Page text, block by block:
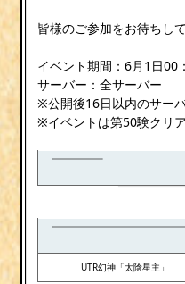
皆様のご参加をお待ちし
イベント期間：6月1日00
サーバー：全サーバー
※公開後16日以内のサー
※イベントは第50験クリ
UTR幻神「太陰星主」